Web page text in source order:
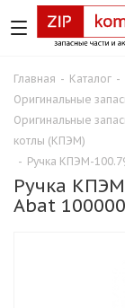
Главная - Каталог -
Оригинальные
Оригинальные
котлы (КПЭМ)
- Ручка КПЭМ-
Ручка
Abat